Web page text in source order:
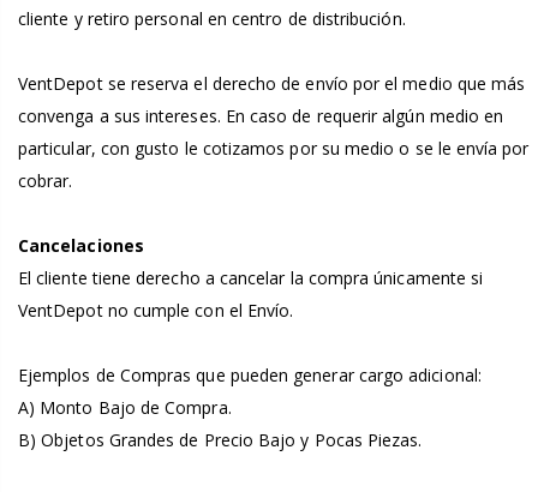
cliente y retiro personal en centro de distribución.
VentDepot se reserva el derecho de envío por el medio que más
convenga a sus intereses. En caso de requerir algún medio en
particular, con gusto le cotizamos por su medio o se le envía por
cobrar.
Cancelaciones
El cliente tiene derecho a cancelar la compra únicamente si
VentDepot no cumple con el Envío.
Ejemplos de Compras que pueden generar cargo adicional:
A) Monto Bajo de Compra.
B) Objetos Grandes de Precio Bajo y Pocas Piezas.